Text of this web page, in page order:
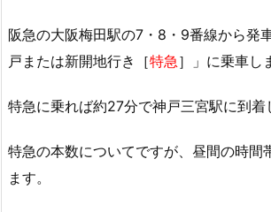
阪急の大阪梅田駅の7・8・9番線から発
戸または新開地行き［特急］」に乗車し
特急に乗れば約27分で神戸三宮駅に到着
特急の本数についてですが、昼間の時間
ます。